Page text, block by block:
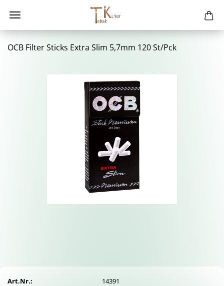
OCB Fil­ter Sticks Extra Slim 5,7mm 120 St/Pck
Art.Nr.:
14391